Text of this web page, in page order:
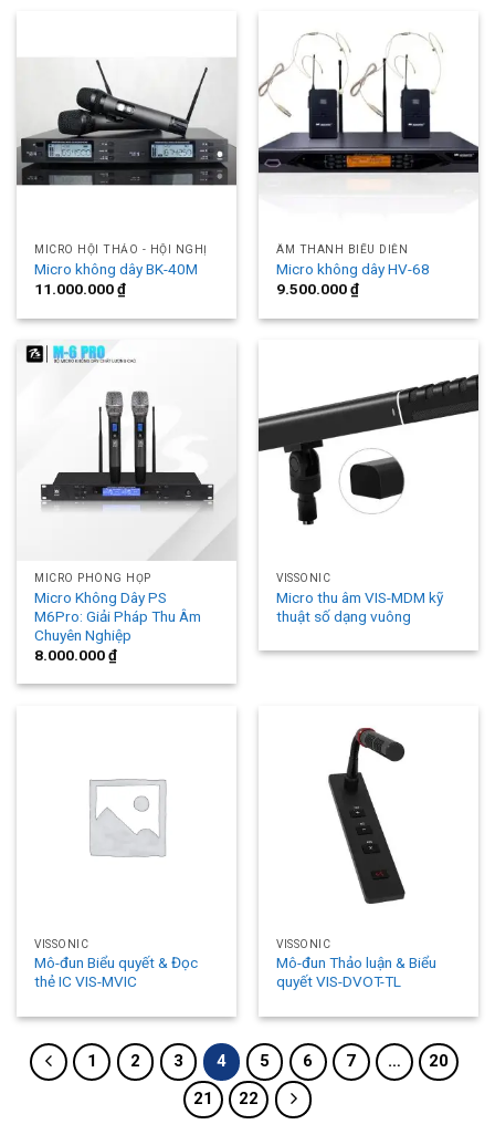
MICRO HỘI THẢO - HỘI NGHỊ
Micro không dây BK-40M
11.000.000₫
ÂM THANH BIỂU DIỄN
Micro không dây HV-68
9.500.000₫
MICRO PHÒNG HỌP
Micro Không Dây PS
M6Pro: Giải Pháp Thu Âm
Chuyên Nghiệp
8.000.000₫
VISSONIC
Micro thu âm VIS-MDM kỹ
thuật số dạng vuông
VISSONIC
Mô-đun Biểu quyết & Đọc
thẻ IC VIS-MVIC
VISSONIC
Mô-đun Thảo luận & Biểu
quyết VIS-DVOT-TL
1 2 3 4 5 6 7 …
20
21
22